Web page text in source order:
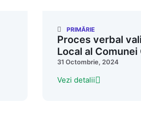
PRIMĂRIE
Proces verbal
Local al
31 Octombrie, 2024
Vezi detalii